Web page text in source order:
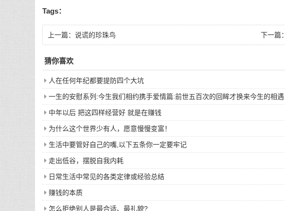
Tags：
上一篇： 说谎的珍珠鸟 下一篇：
猜你喜欢
人在任何年纪都要提防四个大坑
一生的安慰系列:今生我们相约携手爱情篇:前世五百次的回眸才换来今生的相遇
中年以后 把这四样经营好 就是在赚钱
为什么这个世界少有人，愿意慢慢变富！
生活中要管好自己的嘴,以下五条你一定要牢记
走出低谷，摆脱自我内耗
日常生活中常见的各类定律或经验总结
赚钱的本质
怎么拒绝别人是最合适、最礼貌?